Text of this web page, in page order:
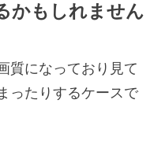
かもしれません
質になっており見て
ったりするケースで